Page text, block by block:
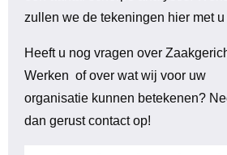
zullen we de tekeningen hier met u
Heeft u nog vragen over
Werken of over wat wij voor uw
organisatie kunnen betekenen?
dan gerust contact op!